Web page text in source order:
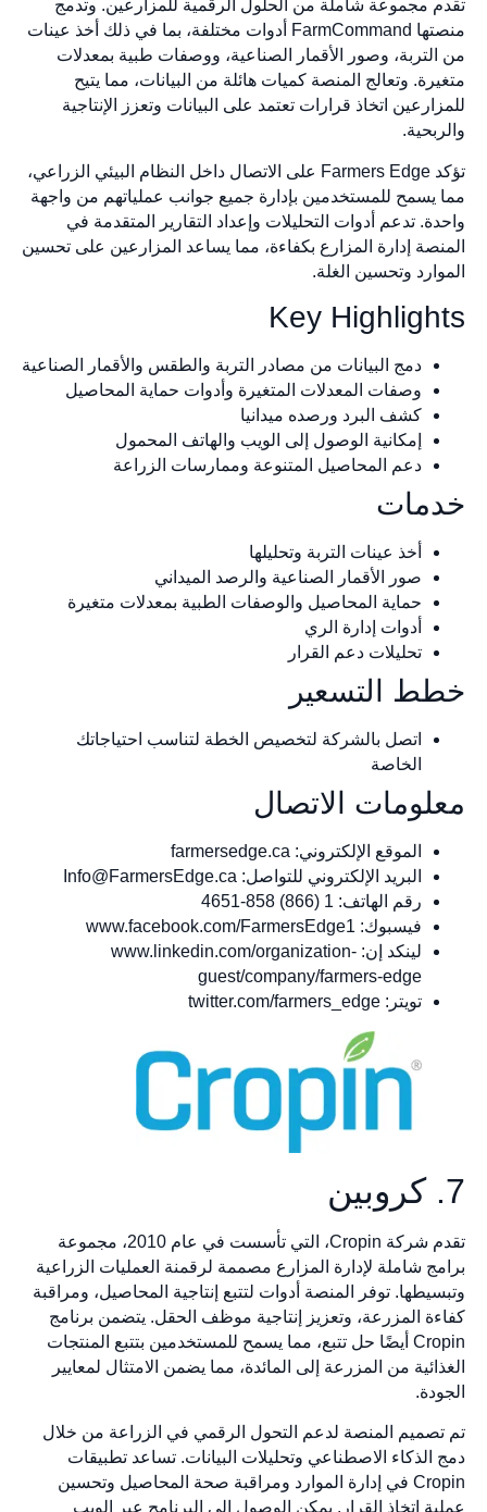
مجموعة شاملة من الحلول الرقمية للمزارعين. وتدمج
منصتها FarmCommand أدوات مختلفة، بما في ذلك أخذ عينات
وصور الأقمار الصناعية، ووصفات طبية بمعدلات
وتعالج المنصة كميات هائلة من البيانات، مما يتيح
اتخاذ قرارات تعتمد على البيانات وتعزز الإنتاجية
تؤكد Farmers Edge على الاتصال داخل النظام البيئي الزراعي،
يسمح للمستخدمين بإدارة جميع جوانب عملياتهم من واجهة
تدعم أدوات التحليلات وإعداد التقارير المتقدمة في
إدارة المزارع بكفاءة، مما يساعد المزارعين على تحسين
وتحسين الغلة.
Key
دمج البيانات من مصادر التربة والطقس والأقمار الصناعية
وصفات المعدلات المتغيرة وأدوات حماية المحاصيل
كشف البرد ورصده ميدانيا
إمكانية الوصول إلى الويب والهاتف المحمول
دعم المحاصيل المتنوعة وممارسات الزراعة
أخذ عينات التربة وتحليلها
صور الأقمار الصناعية والرصد الميداني
حماية المحاصيل والوصفات الطبية بمعدلات متغيرة
أدوات إدارة الري
تحليلات دعم القرار
التسعير
اتصل بالشركة لتخصيص الخطة لتناسب احتياجاتك
الخاصة
الاتصال
الموقع الإلكتروني: farmersedge.ca
البريد الإلكتروني للتواصل:Info@FarmersEdge.ca
رقم الهاتف: 1 (866) 858-4651
فيسبوك: www.facebook.com/FarmersEdge1
لينكد إن: www.linkedin.com/organization-
guest/company/farmers-edge
تويتر: twitter.com/farmers_edge
تقدم شركة Cropin، التي تأسست في عام 2010، مجموعة
شاملة لإدارة المزارع مصممة لرقمنة العمليات الزراعية
توفر المنصة أدوات لتتبع إنتاجية المحاصيل، ومراقبة
المزرعة، وتعزيز إنتاجية موظف الحقل. يتضمن برنامج
Cropin أيضًا حل تتبع، مما يسمح للمستخدمين بتتبع المنتجات
من المزرعة إلى المائدة، مما يضمن الامتثال لمعايير
المنصة لدعم التحول الرقمي في الزراعة من خلال
الذكاء الاصطناعي وتحليلات البيانات. تساعد تطبيقات
Cropin في إدارة الموارد ومراقبة صحة المحاصيل وتحسين
اتخاذ القرار. يمكن الوصول إلى البرنامج عبر الويب